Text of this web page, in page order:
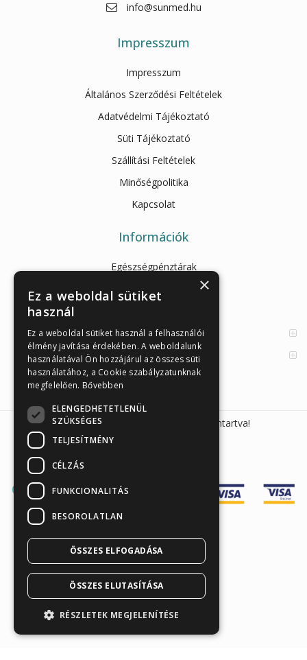
info@sunmed.hu
Impresszum
Impresszum
Általános Szerződési Feltételek
Adatvédelmi Tájékoztató
Süti Tájékoztató
Szállítási Feltételek
Minőségpolitika
Kapcsolat
Információk
Egészségpénztárak
Cikkek
Enzimes béldaganatszűrés
Orvosi információk
Sunmed Kft. 2026 © Minden jog fenntartva!
Árukereső.hu
×
Ez a weboldal sütiket
használ
Ez a weboldal sütiket használ a felhasználói
élmény javítása érdekében. A weboldalunk
használatával Ön hozzájárul az összes süti
használatához, a Cookie szabályzatunknak
megfelelően. Bővebben
ELENGEDHETETLENÜL
SZÜKSÉGES
TELJESÍTMÉNY
CÉLZÁS
FUNKCIONALITÁS
BESOROLATLAN
ÖSSZES ELFOGADÁSA
ÖSSZES ELUTASÍTÁSA
RÉSZLETEK MEGJELENÍTÉSE